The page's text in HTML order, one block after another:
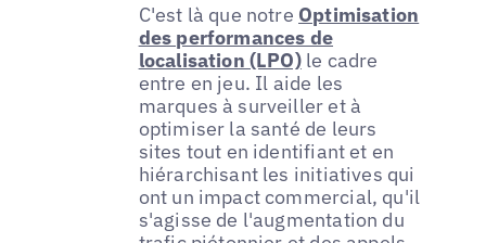
C'est là que notre Optimisation
des performances de
localisation (LPO)le cadre
entre en jeu. Il aide les
marques à surveiller et à
optimiser la santé de leurs
sites tout en identifiant et en
hiérarchisant les initiatives qui
ont un impact commercial, qu'il
s'agisse de l'augmentation du